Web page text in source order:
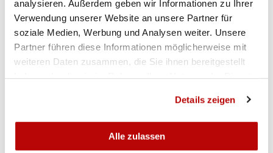
analysieren. Außerdem geben wir Informationen zu Ihrer
Verwendung unserer Website an unsere Partner für
soziale Medien, Werbung und Analysen weiter. Unsere
Partner führen diese Informationen möglicherweise mit
weiteren Daten zusammen, die Sie ihnen bereitgestellt
Details zeigen
Alle zulassen
GALERIE